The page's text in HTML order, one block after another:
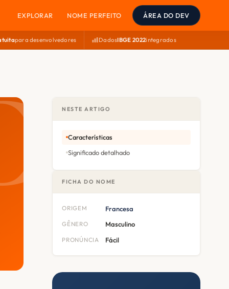
EXPLORAR NOME PERFEITO ÁREA DO DEV
para desenvolvedores DadosIBGE 2022integrados
NESTE ARTIGO
Características
Significado detalhado
FICHA DO NOME
ORIGEM Francesa
GÊNERO Masculino
PRONÚNCIA Fácil